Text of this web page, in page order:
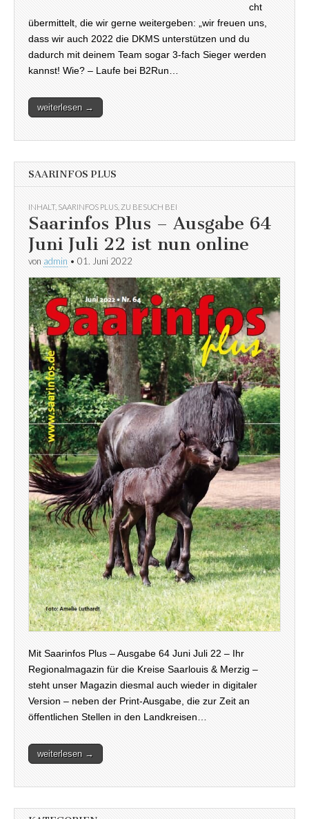
cht
übermittelt, die wir gerne weitergeben: „wir freuen uns,
dass wir auch 2022 die DKMS unterstützen und du
dadurch mit deinem Team sogar 3-fach Sieger werden
kannst! Wie? – Laufe bei B2Run…
weiterlesen →
SAARINFOS PLUS
INHALT, SAARINFOS PLUS ZU BESUCH BEI
Saarinfos Plus – Ausgabe 64
Juni Juli 22 ist nun online
von admin • 01. Juni 2022
Mit Saarinfos Plus – Ausgabe 64 Juni Juli 22 – Ihr
Regionalmagazin für die Kreise Saarlouis & Merzig –
steht unser Magazin diesmal auch wieder in digitaler
Version – neben der Print-Ausgabe, die zur Zeit an
öffentlichen Stellen in den Landkreisen…
weiterlesen →